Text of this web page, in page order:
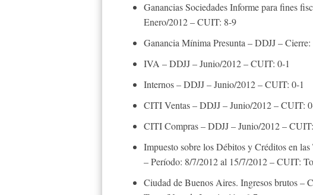
Ganancias Sociedades Informe para fines
Enero/2012 – CUIT: 8-9
Ganancia Mínima Presunta – DDJJ –
IVA – DDJJ – Junio/2012 – CUIT: 0-1
Internos – DDJJ – Junio/2012 – CUIT: 0-1
CITI Ventas – DDJJ – Junio/2012 – CUIT:
CITI Compras – DDJJ – Junio/2012 –
Impuesto sobre los Débitos y Créditos en
– Período: 8/7/2012 al 15/7/2012 – CUIT:
Ciudad de Buenos Aires. Ingresos brutos –